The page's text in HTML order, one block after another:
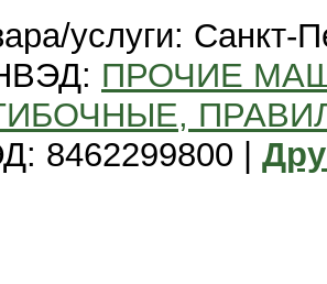
услуги: Санкт-
ПРОЧИЕ
8462299800 |